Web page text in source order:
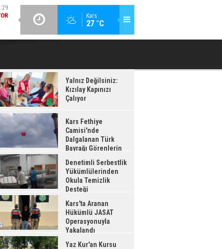
Kars
27 °C
DENETIMLI SERBESTLIK YÜKÜMLÜLERINDEN OKULA TEMIZLIK
Yalnız Değilsiniz:
Kızılay Kapınızı
Çalıyor
Kars Fethiye
Camisi'nde
Dalgalanan Türk
Bayrağı Görenlerin
Topladı
Denetimli Serbestlik
Yükümlülerinden
Okula Temizlik
Desteği
Kars'ta Aranan
Hükümlü JASAT
Operasyonuyla
Yakalandı
Yaz Kur'an Kursu